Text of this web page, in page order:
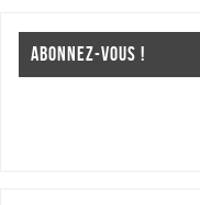
ABONNEZ-VOUS !